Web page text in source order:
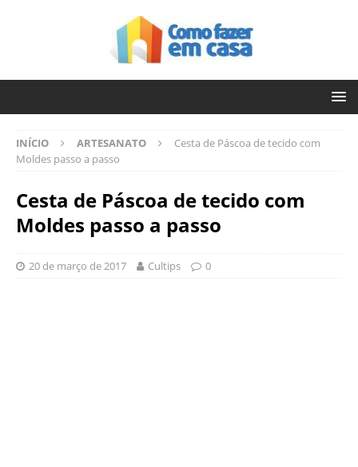
INÍCIO ARTESANATO
Cesta de Páscoa de tecido com
Moldes passo a passo
Cesta de Páscoa de tecido com
Moldes passo a passo
20 de março de 2017 Cultips 0